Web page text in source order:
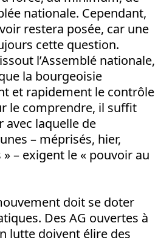
nationale. Cependant,
restera posée, car une
cette question.
l’Assemblé nationale,
la bourgeoisie
et rapidement le contrôle
le comprendre, il suffit
avec laquelle de
– méprisés, hier,
– exigent le « pouvoir au
doit se doter
Des AG ouvertes à
lutte doivent élire des